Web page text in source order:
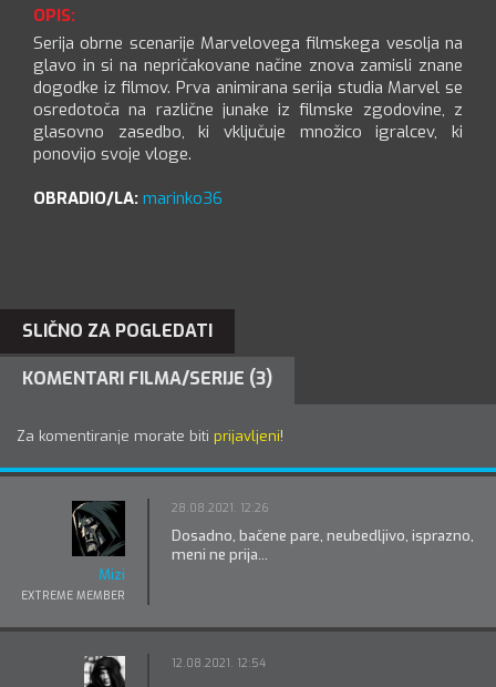
OPIS:
Serija obrne scenarije Marvelovega filmskega vesolja na
glavo in si na nepričakovane načine znova zamisli znane
dogodke iz filmov. Prva animirana serija studia Marvel se
osredotoča na različne junake iz filmske zgodovine, z
glasovno zasedbo, ki vključuje množico igralcev, ki
ponovijo svoje vloge.
OBRADIO/LA: marinko36
SLIČNO ZA POGLEDATI
KOMENTARI FILMA/SERIJE (3)
Za komentiranje morate biti prijavljeni!
Mizi
EXTREME MEMBER
28.08.2021. 12:26
Dosadno, bačene pare, neubedljivo, isprazno,
meni ne prija...
12.08.2021. 12:54